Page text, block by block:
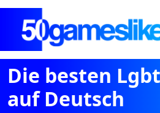
Die besten
auf Deutsch